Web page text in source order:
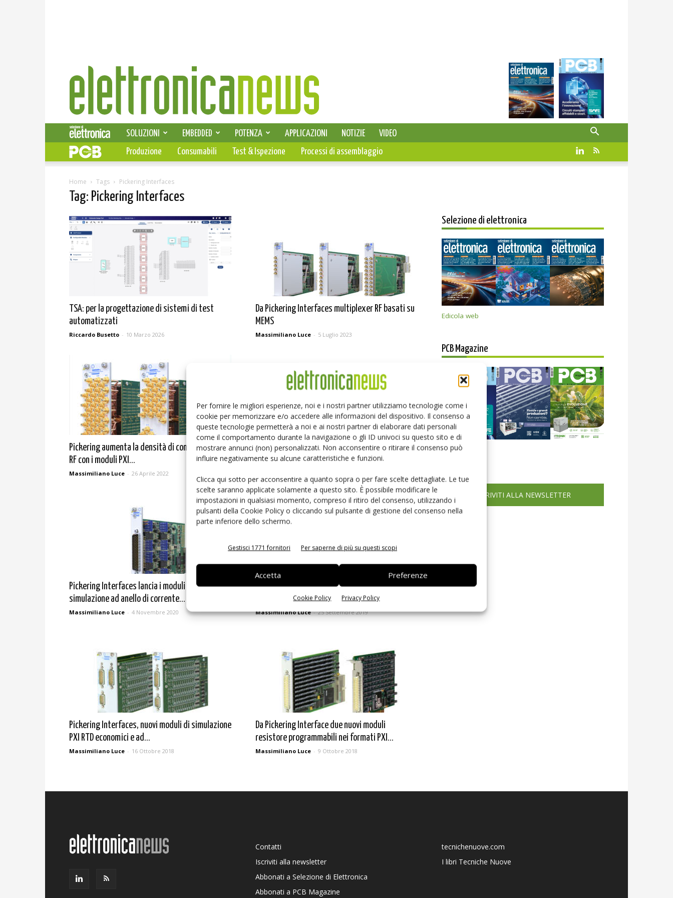
Per fornire le migliori esperienze, noi e i nostri partner utilizziamo tecnologie come i
cookie per memorizzare e/o accedere alle informazioni del dispositivo. Il consenso a
queste tecnologie permetterà a noi e ai nostri partner di elaborare dati personali
come il comportamento durante la navigazione o gli ID univoci su questo sito e di
mostrare annunci (non) personalizzati. Non acconsentire o ritirare il consenso può
influire negativamente su alcune caratteristiche e funzioni.
Clicca qui sotto per acconsentire a quanto sopra o per fare scelte dettagliate. Le tue
scelte saranno applicate solamente a questo sito. È possibile modificare le
impostazioni in qualsiasi momento, compreso il ritiro del consenso, utilizzando i
pulsanti della Cookie Policy o cliccando sul pulsante di gestione del consenso nella
parte inferiore dello schermo.
Gestisci 1771 fornitori Per saperne di più su questi scopi
Accetta Preferenze
Cookie Policy Privacy Policy
Elettronica
News
SELEZIONE DI ELETTRONICA
SOLUZIONI EMBEDDED POTENZA APPLICAZIONI NOTIZIE
VIDEO
PCB
Produzione Consumabili Test & Ispezione Processi di assemblaggio
Home Tags Pickering Interfaces
Tag: Pickering Interfaces
TSA: per la progettazione di sistemi di test
automatizzati
Riccardo Busetto - 10 Marzo 2026
Da Pickering Interfaces multiplexer RF basati su
MEMS
Massimiliano Luce - 5 Luglio 2023
Pickering aumenta la densità di commutazione
RF con i moduli PXI...
Massimiliano Luce - 26 Aprile 2022
Il nuovo modulo matrice LXI scalabile ad alta
tensione di Pickering...
Pickering Interfaces lancia i moduli di
simulazione ad anello di corrente...
Massimiliano Luce - 4 Novembre 2020
Da Pickering Interfaces nuovi moduli a matrice
PXI “large” da 0,5...
Massimiliano Luce - 25 Settembre 2019
Pickering Interfaces, nuovi moduli di simulazione
PXI RTD economici e ad...
Massimiliano Luce - 16 Ottobre 2018
Da Pickering Interface due nuovi moduli
resistore programmabili nei formati PXI...
Massimiliano Luce - 9 Ottobre 2018
Selezione di elettronica
Edicola web
PCB Magazine
Edicola web
ISCRIVITI ALLA NEWSLETTER
Contatti
Iscriviti alla newsletter
Abbonati a Selezione di Elettronica
Abbonati a PCB Magazine
tecnichenuove.com
I libri Tecniche Nuove